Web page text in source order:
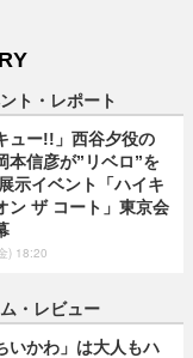
ト・レポート
ュー!!」西谷夕役の
本信彦が”リベロ”を
示イベント「ハイキ
ン ザ コート」東京会
) 18:20
・レビュー
いかわ」は大人もハ